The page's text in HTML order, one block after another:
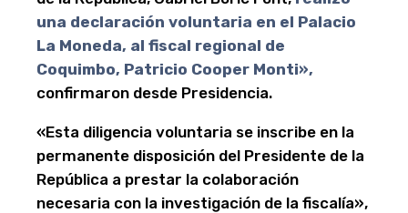
una declaración voluntaria en el Palacio
La Moneda, al fiscal regional de
Coquimbo, Patricio Cooper Monti»,
confirmaron desde Presidencia.
«Esta diligencia voluntaria se inscribe en la
permanente disposición del Presidente de la
República a prestar la colaboración
necesaria con la investigación de la fiscalía»,